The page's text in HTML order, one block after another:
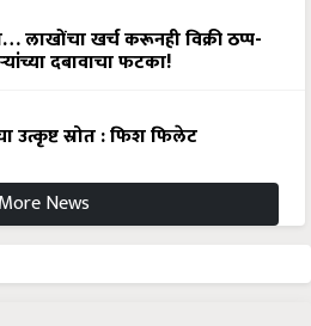
लाखोंचा खर्च करूनही विक्री ठप्प-
दबावाचा फटका!
उत्कृष्ट स्रोत : फिश फिलेट
More News